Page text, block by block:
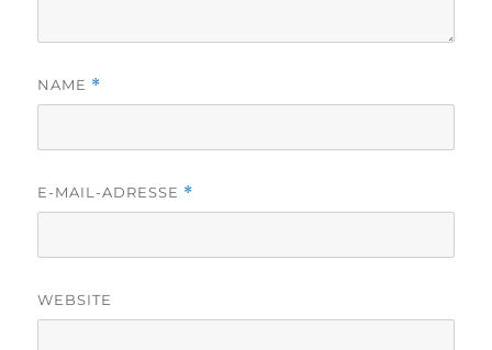
NAME *
E-MAIL-ADRESSE *
WEBSITE